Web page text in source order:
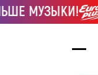
МУЗЫКИ!